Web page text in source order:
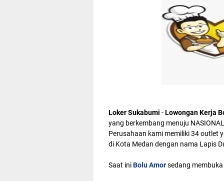
Loker Sukabumi -Lowongan Kerja
yang berkembang menuju
Perusahaan kami memiliki 34 outlet
di Kota Medan dengan nama Lapis
Saat iniBolu Amorsedang